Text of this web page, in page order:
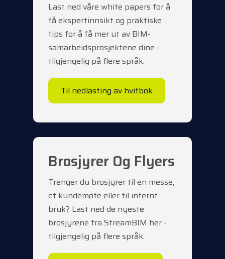
Last ned våre white papers for å
få ekspertinnsikt og praktiske
tips for å få mer ut av BIM-
samarbeidsprosjektene dine -
tilgjengelig på flere språk.
Til nedlasting av hvitbok
Brosjyrer Og Flyers
Trenger du brosjyrer til en messe,
et kundemøte eller til internt
bruk? Last ned de nyeste
brosjyrene fra StreamBIM her -
tilgjengelig på flere språk.